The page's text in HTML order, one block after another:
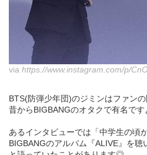
via https://www.instagram.com/p/
BTS(防弾少年団)のジミンはファンの
昔からBIGBANGのオタクで有名です
あるインタビューでは「中学生の頃
BIGBANGのアルバム『ALIVE』を聴